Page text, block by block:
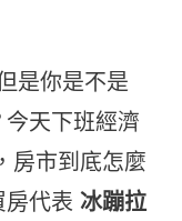
是你是不是
今天下班經濟
房市到底怎麼
房代表 冰蹦拉